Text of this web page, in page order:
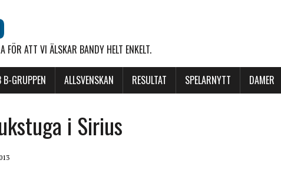
ATT VI ÄLSKAR BANDY HELT ENKELT.
GRUPPEN ALLSVENSKAN RESULTAT SPELARNYTT DAMER
i Sirius